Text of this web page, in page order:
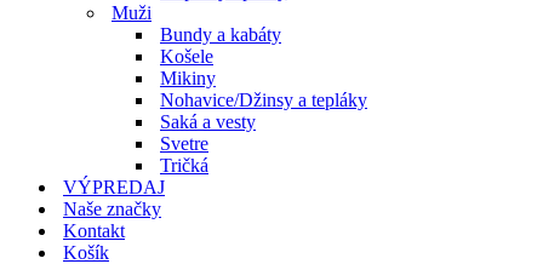
Muži
Bundy a kabáty
Košele
Mikiny
Nohavice/Džinsy a tepláky
Saká a vesty
Svetre
Tričká
VÝPREDAJ
Naše značky
Kontakt
Košík